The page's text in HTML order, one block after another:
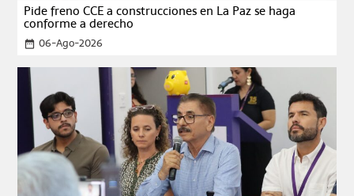
Pide freno CCE a construcciones en La Paz se haga
conforme a derecho
date_range 06-Ago-2026